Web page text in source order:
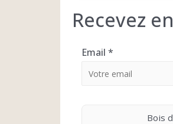
Recevez
Email *
Bois